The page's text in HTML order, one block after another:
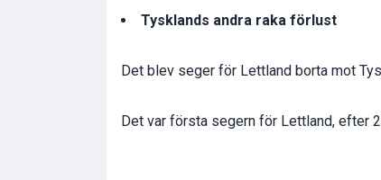
Tysklands andra raka förlust
Det blev seger för Lettland borta mot
Det var första segern för Lettland, efter